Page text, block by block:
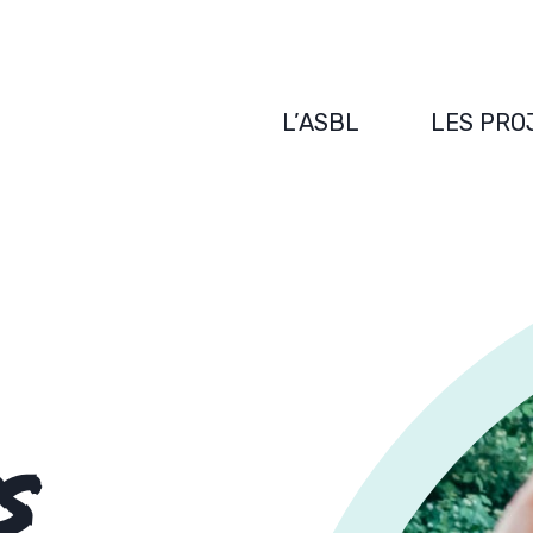
L’ASBL LES